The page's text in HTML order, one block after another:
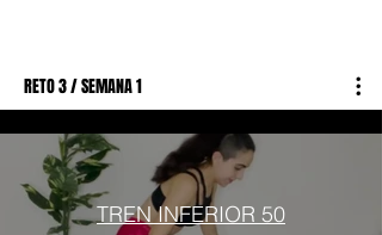
RETO 3 / SEMANA 1
TREN INFERIOR 50